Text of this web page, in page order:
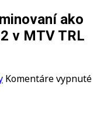
ako
v MTV TRL
Komentáre vypnuté